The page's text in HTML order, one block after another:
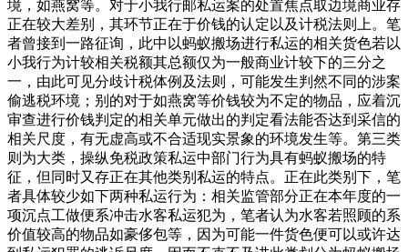
境，如燕窝等。对于小我行邮私运案的处置焦点取边境商业存
正在较大差别，其环节正在于价钱的认定以及计税法则上。笔
者曾接到一路征询，此中以蚂蚁搬场进行私运的相关货色若以
小我行为计较相关税额其总额仅为一般商业计较下的三分之
一，由此可见分歧计税体例及法则，可能发生判然不同的涉案
偷逃税环境；别的对于如燕窝等价钱较为不定的物品，应着沉
审查进行价钱判定的相关单元做出的判定看法能否达到采信的
相关尺度，有无虚高或不合适现实景象的环境发生等。第三类
则为大类，操纵免税政策私运中部门行为具有蚂蚁搬场的特
征，但同时又存正在其他类别私运的特点。正在此类别下，笔
者具体较少如下两种私运行为：相关监管部分正在本年度的一
项沉点工做便系冲击水客私运犯为，笔者认为水客若照顾的系
价值较高的物品如豪侈包等，因为可能一件货色便可以或许达